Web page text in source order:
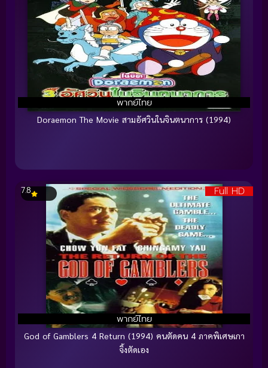
พากย์ไทย
Doraemon The Movie สามอัศวินในจินตนาการ (1994)
Full HD
พากย์ไทย
7.8
God of Gamblers 4 Return (1994) คนตัดคน 4 ภาคพิเศษเกา
จิ้งตัดเอง